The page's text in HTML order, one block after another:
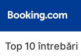
Top 10 întrebări